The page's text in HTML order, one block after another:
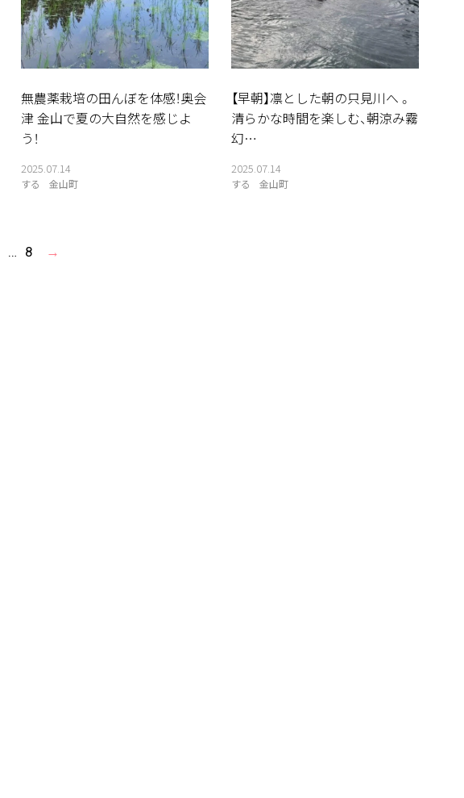
無農薬栽培の田んぼを体感！奥会
津 金山で夏の大自然を感じよ
う！
2025.07.14
する 金山町
【早朝】凛とした朝の只見川へ 。
清らかな時間を楽しむ、朝涼み霧
幻…
2025.07.14
する 金山町
… 8 →